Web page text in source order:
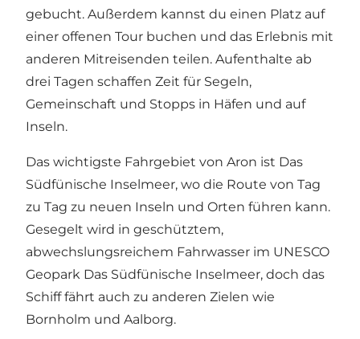
gebucht. Außerdem kannst du einen Platz auf
einer offenen Tour buchen und das Erlebnis mit
anderen Mitreisenden teilen. Aufenthalte ab
drei Tagen schaffen Zeit für Segeln,
Gemeinschaft und Stopps in Häfen und auf
Inseln.
Das wichtigste Fahrgebiet von Aron ist Das
Südfünische Inselmeer, wo die Route von Tag
zu Tag zu neuen Inseln und Orten führen kann.
Gesegelt wird in geschütztem,
abwechslungsreichem Fahrwasser im UNESCO
Geopark Das Südfünische Inselmeer, doch das
Schiff fährt auch zu anderen Zielen wie
Bornholm und Aalborg.